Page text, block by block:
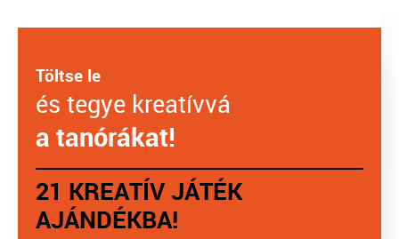
Töltse le
és tegye kreatívvá
a tanórákat!
21 KREATÍV JÁTÉK
AJÁNDÉKBA!